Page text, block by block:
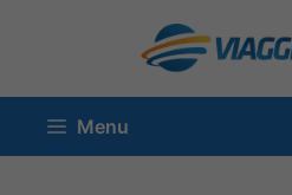
contenuto
Menu